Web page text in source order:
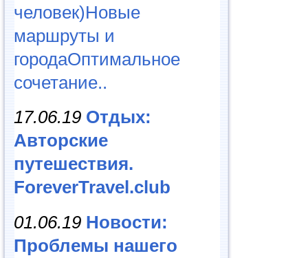
человек)Новые
маршруты и
городаОптимальное
сочетание..
17.06.19 Отдых:
Авторские
путешествия.
ForeverTravel.club
01.06.19 Новости:
Проблемы нашего